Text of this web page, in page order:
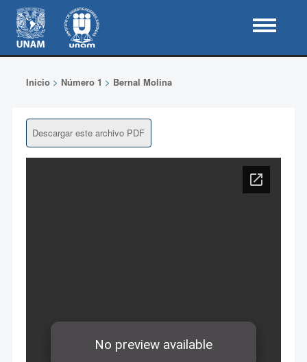
Inicio> Número 1 > Bernal Molina
Descargar este archivo PDF